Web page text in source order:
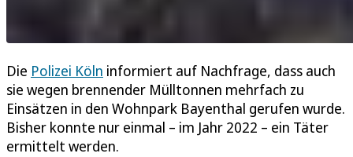
Die Polizei Köln informiert auf Nachfrage, dass auch
sie wegen brennender Mülltonnen mehrfach zu
Einsätzen in den Wohnpark Bayenthal gerufen wurde.
Bisher konnte nur einmal – im Jahr 2022 – ein Täter
ermittelt werden.